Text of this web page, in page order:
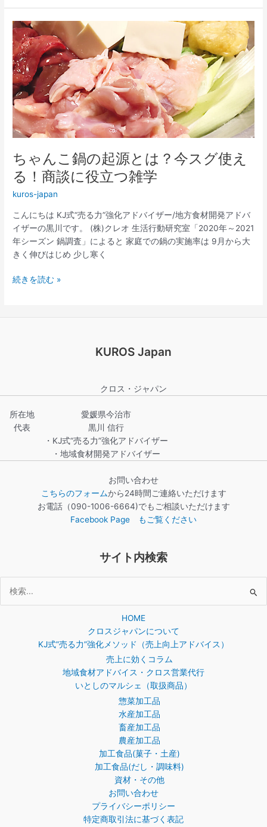
つ
雑
学
ちゃんこ鍋の起源とは？今スグ使え
る！商談に役立つ雑学
kuros-japan
こんにちは KJ式“売る力”強化アドバイザー/地方食材開発アドバ
イザーの黒川です。 (株)クレオ 生活行動研究室「2020年～2021
年シーズン 鍋調査」によると 家庭での鍋の実施率は 9月から大
きく伸びはじめ 少し寒く
ち
ゃ
ん
こ
鍋
の
起
源
と
今
ス
グ
使
え
る！
商
談
役
続きを読む »
KUROS Japan
クロス・ジャパン
所在地
代表
愛媛県今治市
黒川 信行
・KJ式“売る力”強化アドバイザー
・地域食材開発アドバイザー
お問い合わせ
こちらのフォームから24時間ご連絡いただけます
お電話（090-1006-6664)でもご相談いただけます
Facebook Page もご覧ください
サイト内検索
索
HOME
クロスジャパンについて
KJ式”売る力”強化メソッド（売上向上アドバイス）
売上に効くコラム
地域食材アドバイス・クロス営業代行
いとしのマルシェ（取扱商品）
惣菜加工品
水産加工品
畜産加工品
農産加工品
加工食品(菓子・土産)
加工食品(だし・調味料)
資材・その他
お問い合わせ
プライバシーポリシー
特定商取引法に基づく表記